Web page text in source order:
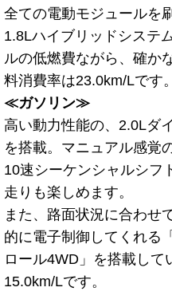
全ての電動モジュールを
1.8Lハイブリッドシステ
ルの低燃費ながら、確か
料消費率は23.0km/Lです。
≪ガソリン≫
高い動力性能の、2.0Lダ
を搭載。マニュアル感覚
10速シーケンシャルシフ
走りも楽しめます。
また、路面状況に合わせ
的に電子制御してくれる
ロール4WD」を搭載して
15.0km/Lです。